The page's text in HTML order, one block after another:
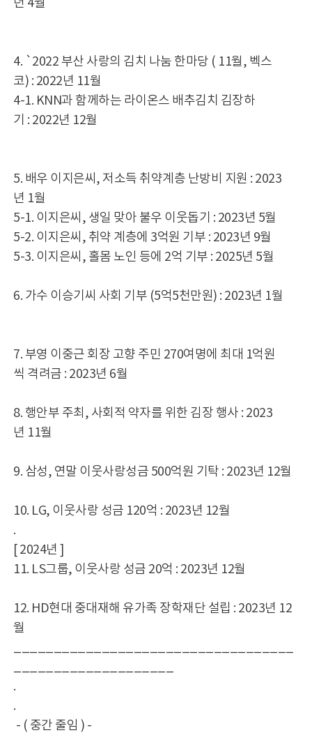
년 4월
4. `2022 부산 사랑의 김치 나눔 한마당 ( 11월, 벡스
코) : 2022년 11월
4-1. KNN과 함께하는 라이온스 배추김치 김장하
기 : 2022년 12월
5. 배우 이지은씨, 저소득 취약계층 난방비 지원 : 2023
년 1월
5-1. 이지은씨, 생일 맞아 불우 이웃돕기 : 2023년 5월
5-2. 이지은씨, 취약 계층에 3억원 기부 : 2023년 9월
5-3. 이지은씨, 홀몸 노인 등에 2억 기부 : 2025년 5월
6. 가수 이승기씨 사회 기부 (5억5천만원) : 2023년 1월
7. 부영 이중근 회장 고향 주민 270여명에 최대 1억원
씩 격려금 : 2023년 6월
8. 행안부 주최, 사회적 약자를 위한 김장 행사 : 2023
년 11월
9. 삼성, 연말 이웃사랑성금 500억원 기탁 : 2023년 12월
10. LG, 이웃사랑 성금 120억 : 2023년 12월
.
[ 2024년 ]
11. LS그룹, 이웃사랑 성금 20억 : 2023년 12월
12. HD현대 중대재해 유가족 장학재단 설립 : 2023년 12
월
.
.
- ( 중간 줄임 ) -